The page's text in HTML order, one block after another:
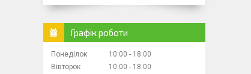
Графік роботи
Понеділок 10:00
18:00
Вівторок
10:00
18:00